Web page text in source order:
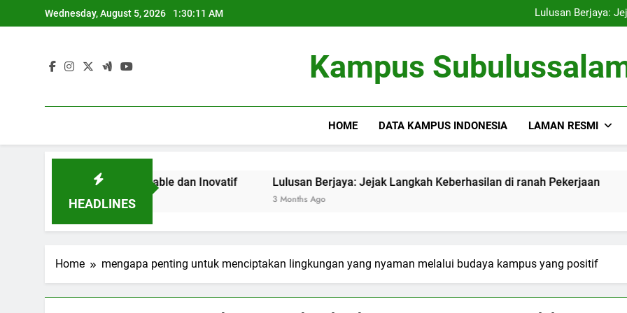
to
Wednesday, August 5, 2026 1:30:11 AM
Lulusan Berjaya:
Tugas Biro Karier
Lulusan Berjaya:
Tugas Biro Karier
Kampus
HOME DATA KAMPUS INDONESIA LAMAN RESMI
HEADLINES
Pendidikan Sustainable dan Inovatif Lulusan Berjaya: Jejak Langkah Keberhasilan di ranah Pekerjaan
3 Months Ago
Tugas
3 Months
Home mengapa penting untuk menciptakan lingkungan yang nyaman melalui budaya kampus yang positif